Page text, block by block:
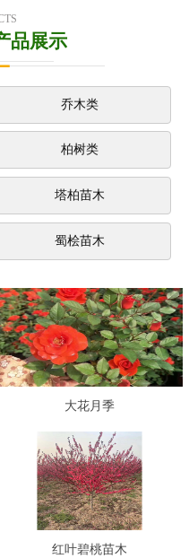
品展示
乔木类
柏树类
塔柏苗木
蜀桧苗木
大花月季
红叶碧桃苗木